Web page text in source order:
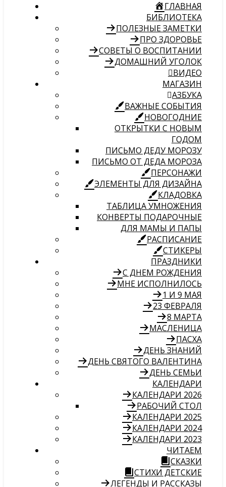
ГЛАВНАЯ
БИБЛИОТЕКА
ПОЛЕЗНЫЕ ЗАМЕТКИ
ПРО ЗДОРОВЬЕ
СОВЕТЫ О ВОСПИТАНИИ
ДОМАШНИЙ УГОЛОК
ВИДЕО
МАГАЗИН
АЗБУКА
ВАЖНЫЕ СОБЫТИЯ
НОВОГОДНИЕ
ОТКРЫТКИ С НОВЫМ
ГОДОМ
ПИСЬМО ДЕДУ МОРОЗУ
ПИСЬМО ОТ ДЕДА МОРОЗА
ПЕРСОНАЖИ
ЭЛЕМЕНТЫ ДЛЯ ДИЗАЙНА
КЛАДОВКА
ТАБЛИЦА УМНОЖЕНИЯ
КОНВЕРТЫ ПОДАРОЧНЫЕ
ДЛЯ МАМЫ И ПАПЫ
РАСПИСАНИЕ
СТИКЕРЫ
ПРАЗДНИКИ
С ДНЕМ РОЖДЕНИЯ
МНЕ ИСПОЛНИЛОСЬ
1 И 9 МАЯ
23 ФЕВРАЛЯ
8 МАРТА
МАСЛЕНИЦА
ПАСХА
ДЕНЬ ЗНАНИЙ
ДЕНЬ СВЯТОГО ВАЛЕНТИНА
ДЕНЬ СЕМЬИ
КАЛЕНДАРИ
КАЛЕНДАРИ 2026
РАБОЧИЙ СТОЛ
КАЛЕНДАРИ 2025
КАЛЕНДАРИ 2024
КАЛЕНДАРИ 2023
ЧИТАЕМ
СКАЗКИ
СТИХИ ДЕТСКИЕ
ЛЕГЕНДЫ И РАССКАЗЫ